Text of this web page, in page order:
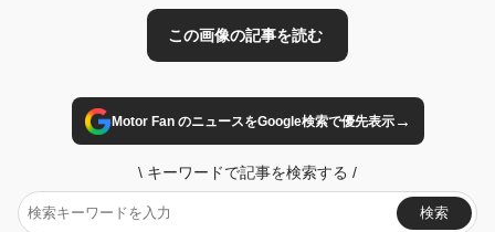
Motor Fan のニュースをGoogle検索で優先表示→
\ キーワードで記事を検索する /
検索